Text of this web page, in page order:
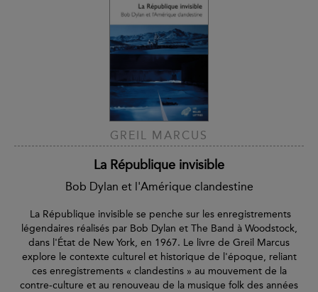
GREIL MARCUS
La République invisible
Bob Dylan et l'Amérique clandestine
La République invisible se penche sur les enregistrements
légendaires réalisés par Bob Dylan et The Band à Woodstock,
dans l'État de New York, en 1967. Le livre de Greil Marcus
explore le contexte culturel et historique de l'époque, reliant
ces enregistrements « clandestins » au mouvement de la
contre-culture et au renouveau de la musique folk des années